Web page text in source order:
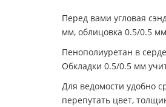
Перед вами угловая
мм, облицовка 0.5/0.5
Пенополиуретан в
Обкладки 0.5/0.5 мм
Для ведомости удобно
перепутать цвет,